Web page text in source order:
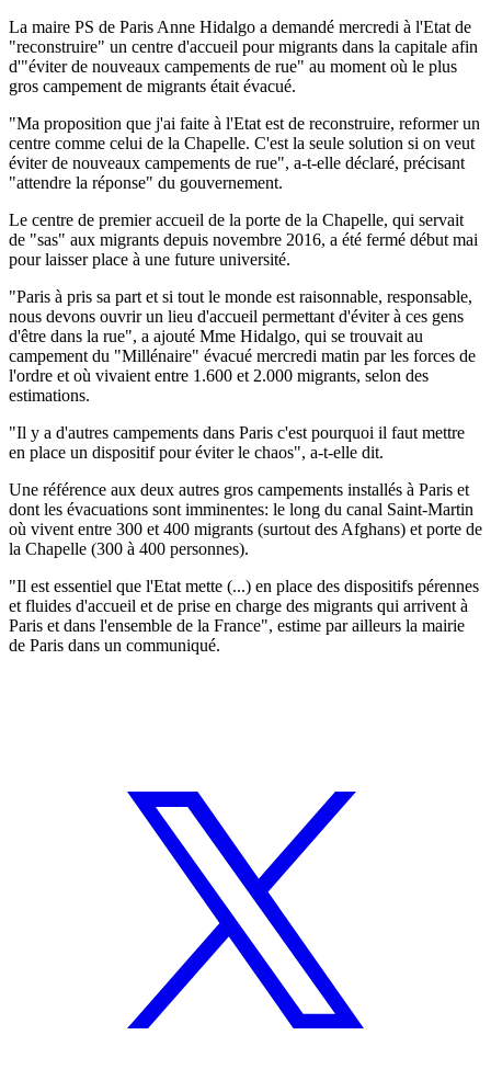
La maire PS de Paris Anne Hidalgo a demandé mercredi à l'Etat de
"reconstruire" un centre d'accueil pour migrants dans la capitale afin
d'"éviter de nouveaux campements de rue" au moment où le plus
gros campement de migrants était évacué.
"Ma proposition que j'ai faite à l'Etat est de reconstruire, reformer un
centre comme celui de la Chapelle. C'est la seule solution si on veut
éviter de nouveaux campements de rue", a-t-elle déclaré, précisant
"attendre la réponse" du gouvernement.
Le centre de premier accueil de la porte de la Chapelle, qui servait
de "sas" aux migrants depuis novembre 2016, a été fermé début mai
pour laisser place à une future université.
"Paris à pris sa part et si tout le monde est raisonnable, responsable,
nous devons ouvrir un lieu d'accueil permettant d'éviter à ces gens
d'être dans la rue", a ajouté Mme Hidalgo, qui se trouvait au
campement du "Millénaire" évacué mercredi matin par les forces de
l'ordre et où vivaient entre 1.600 et 2.000 migrants, selon des
estimations.
"Il y a d'autres campements dans Paris c'est pourquoi il faut mettre
en place un dispositif pour éviter le chaos", a-t-elle dit.
Une référence aux deux autres gros campements installés à Paris et
dont les évacuations sont imminentes: le long du canal Saint-Martin
où vivent entre 300 et 400 migrants (surtout des Afghans) et porte de
la Chapelle (300 à 400 personnes).
"Il est essentiel que l'Etat mette (...) en place des dispositifs pérennes
et fluides d'accueil et de prise en charge des migrants qui arrivent à
Paris et dans l'ensemble de la France", estime par ailleurs la mairie
de Paris dans un communiqué.